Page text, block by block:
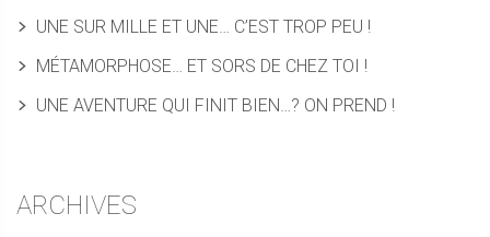
UNE SUR MILLE ET UNE… C’EST TROP PEU !
MÉTAMORPHOSE… ET SORS DE CHEZ TOI !
UNE AVENTURE QUI FINIT BIEN…? ON PREND !
ARCHIVES